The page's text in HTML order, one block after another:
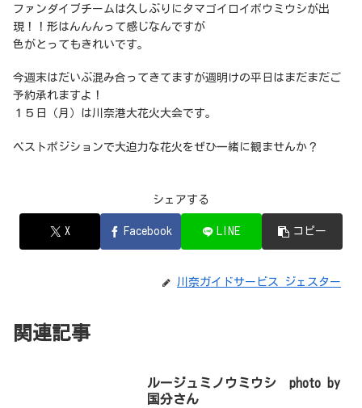
ファンダイブチームは久しぶりにタマゴイロイボウミウシが出
現！！形はんんんって感じなんですが
色がとってもきれいです。
今週末はだいぶ混み合ってきてますが週明けの平日はまだまだご
予約承れますよ！
１５日（月）は川奈港大花火大会です。
ベストポジションで大迫力な花火をぜひ一緒に観ませんか？
シェアする
X Facebook LINE コピー
川奈ガイドサービス ジェスター
関連記事
ルージュミノウミウシ photo by
国分さん